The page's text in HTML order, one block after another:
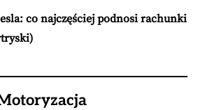
co najczęściej podnosi rachunki